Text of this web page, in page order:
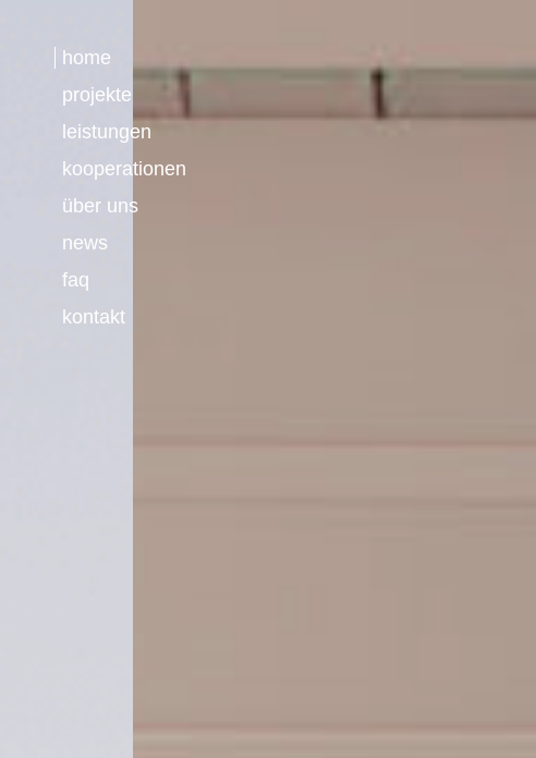
home
projekte
leistungen
kooperationen
über uns
news
faq
kontakt